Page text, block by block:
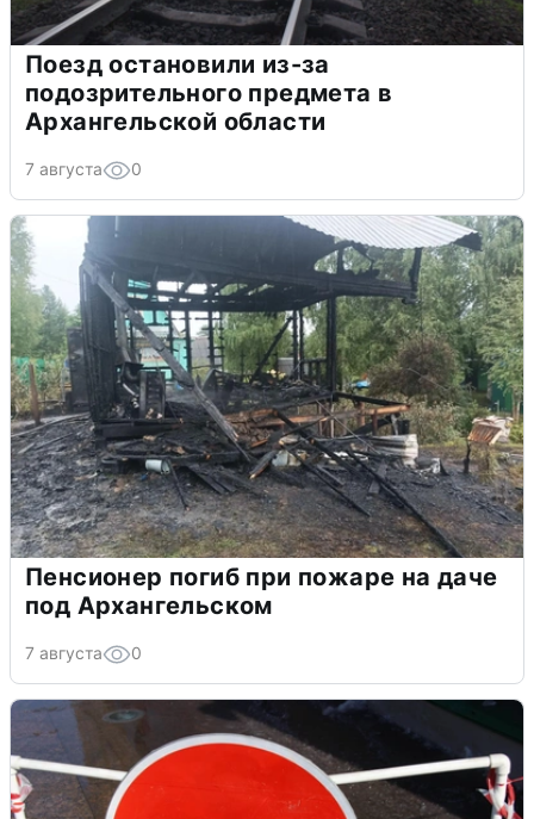
Поезд остановили из-за
подозрительного предмета в
Архангельской области
7 августа 0
Пенсионер погиб при пожаре на даче
под Архангельском
7 августа 0